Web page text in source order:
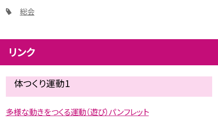
総会
リンク
体つくり運動1
多様な動きをつくる運動（遊び）パンフレット